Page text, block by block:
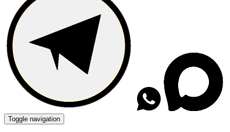
Toggle navigation